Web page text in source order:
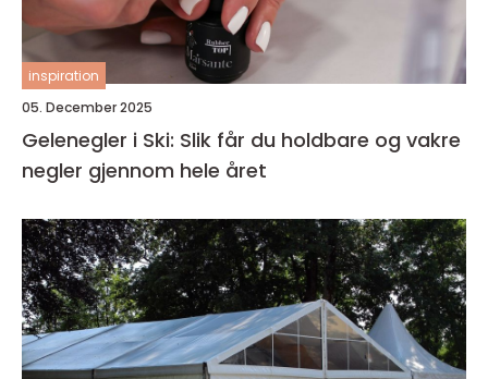
inspiration
05. December 2025
Gelenegler i Ski: Slik får du holdbare og vakre
negler gjennom hele året